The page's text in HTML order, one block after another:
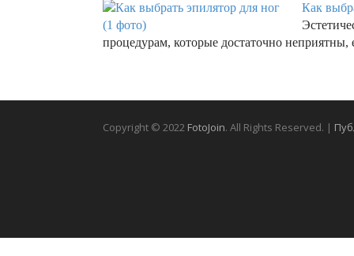
Как
процедурам, которые достаточно
Copyright © 2022 FotoJoin. All Rights Reserved. |